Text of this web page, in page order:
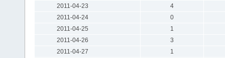
2011-04-23
4
2011-04-24
0
2011-04-25
1
2011-04-26
3
2011-04-27
1